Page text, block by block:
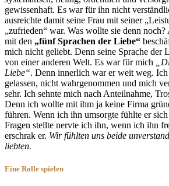
gewissenhaft. Es war für ihn nicht
ausreichte damit seine Frau mit seiner
„zufrieden“ war. Was wollte sie denn
mit den „fünf Sprachen der Liebe“
mich nicht geliebt. Denn seine Sprache der
von einer anderen Welt. Es war für mich
Liebe“. Denn innerlich war er weit weg.
gelassen, nicht wahrgenommen und mich
sehr. Ich sehnte mich nach Anteilnahme,
Denn ich wollte mit ihm ja keine Firma
führen. Wenn ich ihn umsorgte fühlte er
Fragen stellte nervte ich ihn, wenn ich ihn
erschrak er. Wir fühlten uns beide
liebten.
Eine Rolle spielen